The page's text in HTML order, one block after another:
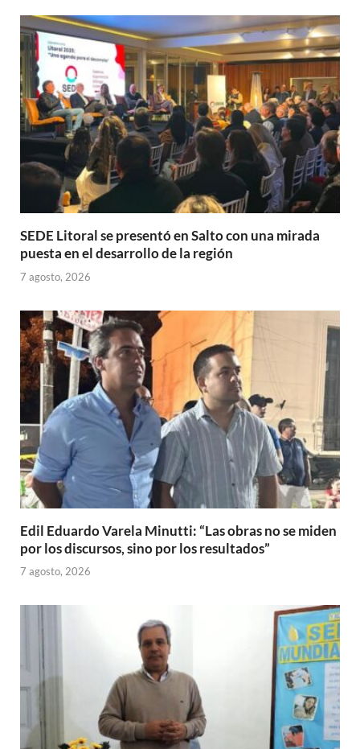
A
p
p
o
o
k
ar
ti
r
SEDE Litoral se presentó en Salto con una mirada
puesta en el desarrollo de la región
7 agosto, 2026
Edil Eduardo Varela Minutti: “Las obras no se miden
por los discursos, sino por los resultados”
7 agosto, 2026